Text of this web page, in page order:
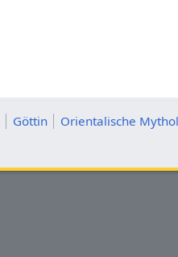
Göttin
Orientalische